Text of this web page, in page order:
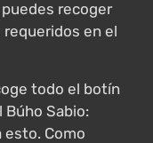
recoger
en el
todo el botín
Sabio:
esto. Como